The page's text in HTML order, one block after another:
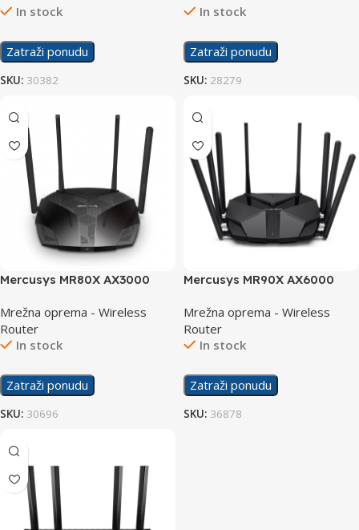
In stock
Zatraži ponudu
SKU: 30382
In stock
Zatraži ponudu
SKU: 28279
Mercusys MR80X AX3000
Router
Mrežna oprema - Wireless
Router
In stock
Zatraži ponudu
SKU: 30696
Mercusys MR90X AX6000
Mrežna oprema - Wireless
Router
In stock
Zatraži ponudu
SKU: 36878